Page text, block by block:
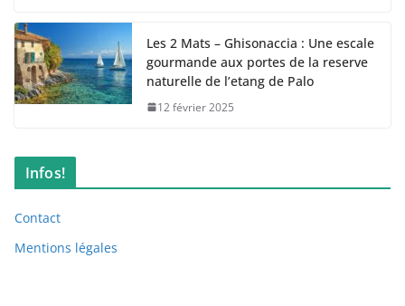
Les 2 Mats – Ghisonaccia : Une escale
gourmande aux portes de la reserve
naturelle de l’etang de Palo
12 février 2025
Infos!
Contact
Mentions légales